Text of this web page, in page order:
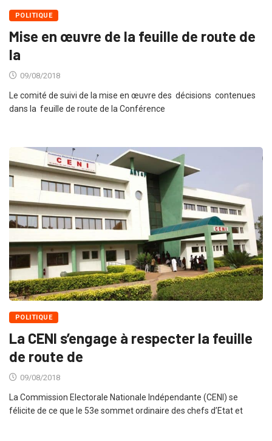
POLITIQUE
Mise en œuvre de la feuille de route de
la
09/08/2018
Le comité de suivi de la mise en œuvre des décisions contenues
dans la feuille de route de la Conférence
POLITIQUE
La CENI s’engage à respecter la feuille
de route de
09/08/2018
La Commission Electorale Nationale Indépendante (CENI) se
félicite de ce que le 53e sommet ordinaire des chefs d’Etat et